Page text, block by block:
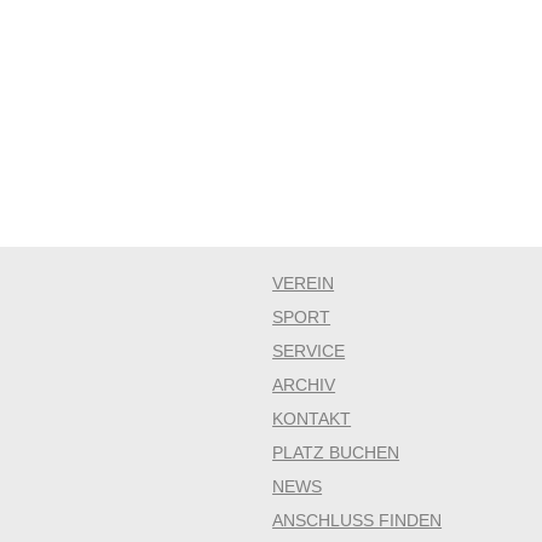
VEREIN
SPORT
SERVICE
ARCHIV
KONTAKT
PLATZ BUCHEN
NEWS
ANSCHLUSS FINDEN